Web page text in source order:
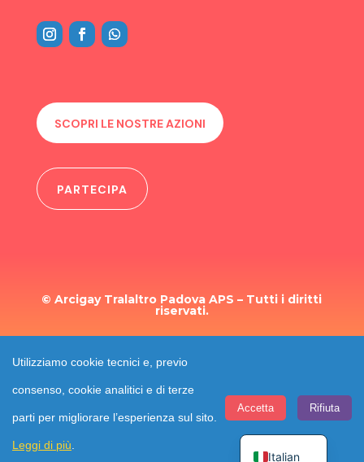
SCOPRI LE NOSTRE AZIONI
PARTECIPA
© Arcigay Tralaltro Padova APS – Tutti i diritti
riservati.
Utilizziamo cookie tecnici e, previo
consenso, cookie analitici e di terze
parti per migliorare l’esperienza sul sito.
Leggi di più
Accetta Rifiuta
Italian